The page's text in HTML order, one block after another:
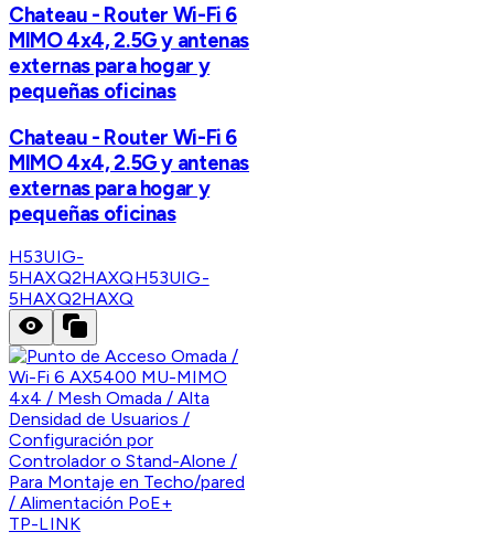
Chateau - Router Wi-Fi 6
MIMO 4x4, 2.5G y antenas
externas para hogar y
pequeñas oficinas
Chateau - Router Wi-Fi 6
MIMO 4x4, 2.5G y antenas
externas para hogar y
pequeñas oficinas
H53UIG-
5HAXQ2HAXQH53UIG-
5HAXQ2HAXQ
TP-LINK